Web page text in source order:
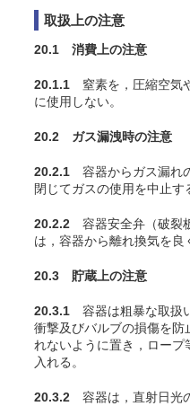
取扱上の注意
20.1 消費上の注意
20.1.1 窒素を，圧縮空気
に使用しない。
20.2 ガス漏洩時の注意
20.2.1 容器からガス漏れ
閉じてガスの使用を中止す
20.2.2 容器安全弁（破裂
は，容器から離れ換気を良
20.3 貯蔵上の注意
20.3.1 容器は粗暴な取扱
衝撃及びバルブの損傷を防
れないように置き，ロープ
入れる。
20.3.2 容器は，直射日光